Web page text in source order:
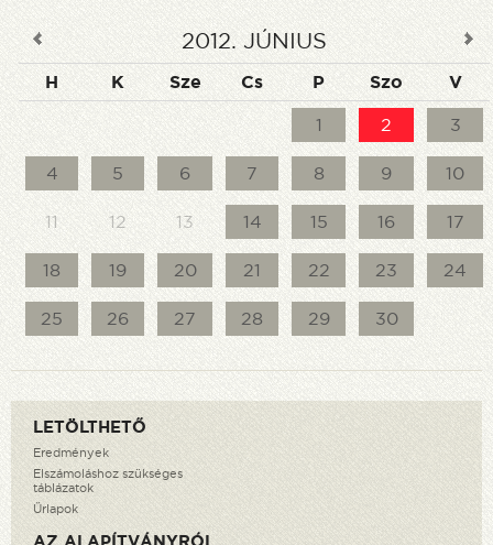
2012.JÚNIUS
H K Sze Cs P Szo V
1 2 3
4 5 6 7 8 9 10
11 12 13 14 15 16 17
18 19 20 21 22 23 24
25 26 27 28 29 30
LETÖLTHETŐ
Eredmények
Elszámoláshoz szükséges
táblázatok
Űrlapok
AZ ALAPÍTVÁNYRÓL